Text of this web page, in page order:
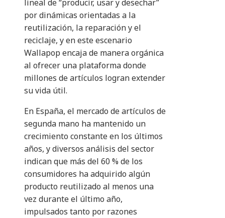
lineal de “producir, usar y desechar”
por dinámicas orientadas a la
reutilización, la reparación y el
reciclaje, y en este escenario
Wallapop encaja de manera orgánica
al ofrecer una plataforma donde
millones de artículos logran extender
su vida útil.
En España, el mercado de artículos de
segunda mano ha mantenido un
crecimiento constante en los últimos
años, y diversos análisis del sector
indican que más del 60 % de los
consumidores ha adquirido algún
producto reutilizado al menos una
vez durante el último año,
impulsados tanto por razones